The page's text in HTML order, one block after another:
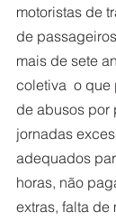
motoristas de
de
mais de sete
coletiva  o que
de abusos por
jornadas
adequados
horas, não
extras, falta